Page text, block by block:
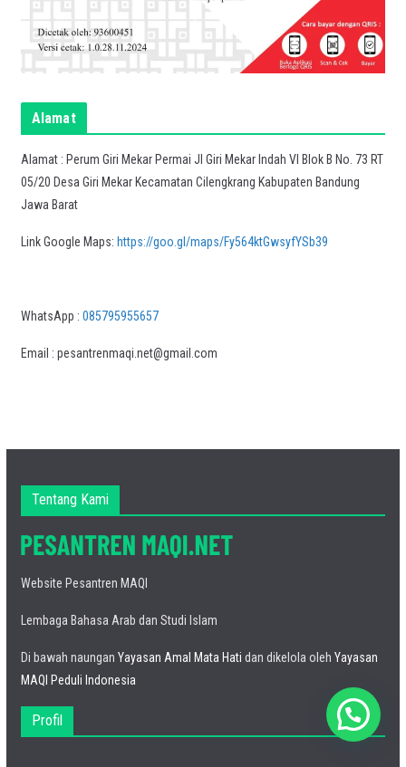
Alamat
Alamat : Perum Giri Mekar Permai Jl Giri Mekar Indah VI Blok B No. 73 RT
05/20 Desa Giri Mekar Kecamatan Cilengkrang Kabupaten Bandung
Jawa Barat
Link Google Maps: https://goo.gl/maps/Fy564ktGwsyfYSb39
WhatsApp : 085795955657
Email : pesantrenmaqi.net@gmail.com
Tentang Kami
Website Pesantren MAQI
Lembaga Bahasa Arab dan Studi Islam
Di bawah naungan Yayasan Amal Mata Hati dan dikelola oleh Yayasan
MAQI Peduli Indonesia
Profil